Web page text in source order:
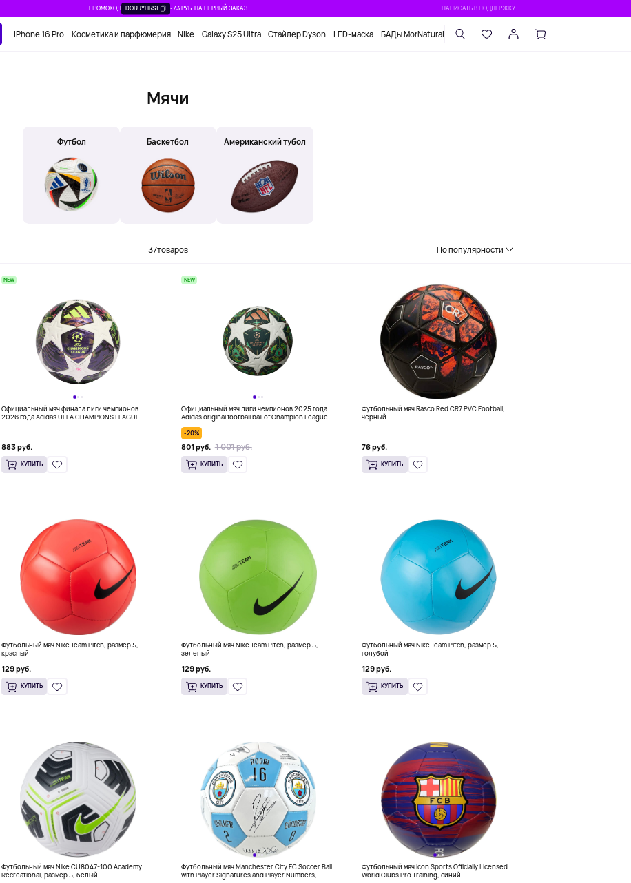
ПРОМОКОД DOBUYFIRST -73 РУБ. НА ПЕРВЫЙ ЗАКАЗ НАПИСАТЬ В ПОДДЕРЖКУ
iPhone 16 Pro Косметика и парфюмерия Nike Galaxy S25 Ultra Стайлер Dyson LED-маска БАДы MorNatural
Мячи
Футбол Баскетбол Американский тубол
37товаров По популярности
NEW
Официальный мяч финала лиги чемпионов
2026 года Adidas UEFA CHAMPIONS LEAGUE
883 руб.
КУПИТЬ
NEW
Официальный мяч лиги чемпионов 2025 года
Adidas original football ball of Champion League
UEFA, белый-зеленый
-20%
801 руб. 1 001 руб.
КУПИТЬ
Футбольный мяч Rasco Red CR7 PVC Football,
черный
76 руб.
КУПИТЬ
Футбольный мяч Nike Team Pitch, размер 5,
красный
129 руб.
КУПИТЬ
Футбольный мяч Nike Team Pitch, размер 5,
зеленый
129 руб.
КУПИТЬ
Футбольный мяч Nike Team Pitch, размер 5,
голубой
129 руб.
КУПИТЬ
Футбольный мяч Nike CU8047-100 Academy
Recreational, размер 5, белый
Футбольный мяч Manchester City FC Soccer Ball
with Player Signatures and Player Numbers,
Футбольный мяч Icon Sports Officially Licensed
World Clubs Pro Training, синий